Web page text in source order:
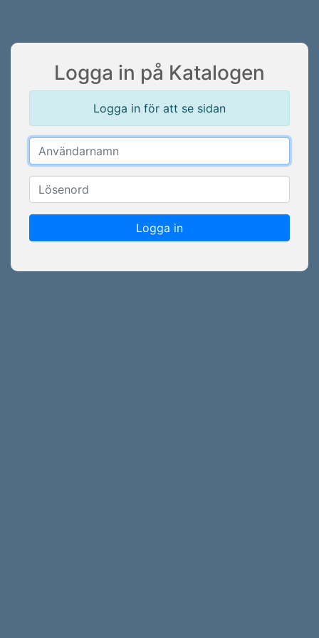
Logga in på Katalogen
Logga in för att se sidan